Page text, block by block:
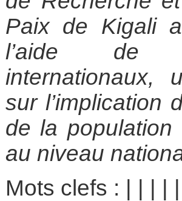
Paix de Kigali
l’aide de
internationaux,
sur l’implication
de la
au niveau
Mots clefs :